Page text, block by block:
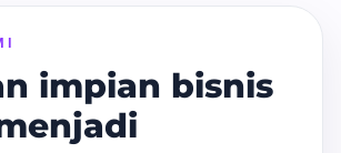
impian bisnis